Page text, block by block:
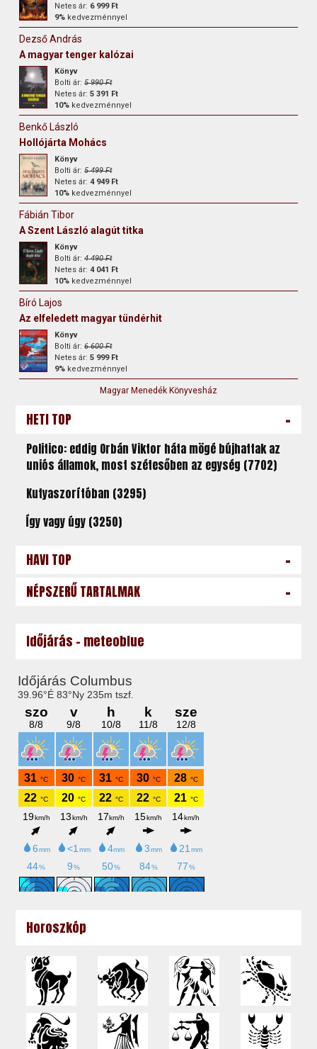
Netes ár: 6 999 Ft
9% kedvezménnyel
Dezső András
A magyar tenger kalózai
Könyv
Bolti ár:5 990 Ft
Netes ár:5 391 Ft
10% kedvezménnyel
Benkő László
Hollójárta Mohács
Könyv
Bolti ár:5 499 Ft
Netes ár:4 949 Ft
10% kedvezménnyel
Fábián Tibor
A Szent László alagút titka
Könyv
Bolti ár:4 490 Ft
Netes ár:4 041 Ft
10% kedvezménnyel
Bíró Lajos
Az elfeledett magyar tündérhit
Könyv
Bolti ár:6 600 Ft
Netes ár:5 999 Ft
9% kedvezménnyel
Magyar Menedék Könyvesház
HETI TOP -
Politico: eddig Orbán Viktor háta mögé bújhattak az
uniós államok, most szétesőben az egység (7702)
Kutyaszorítóban (3295)
Így vagy úgy (3250)
HAVI TOP -
NÉPSZERŰ TARTALMAK -
Időjárás - meteoblue
Horoszkóp